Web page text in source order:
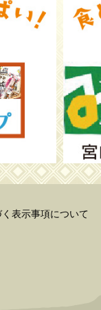
表示事項について